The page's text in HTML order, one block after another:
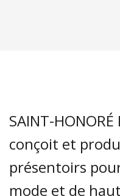
SAINT-
conçoit et
présentoirs
mode et de